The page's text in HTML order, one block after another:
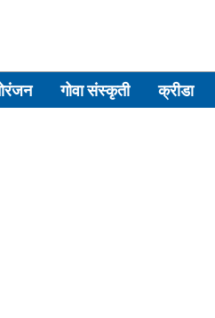
गोवा संस्कृती क्रीडा